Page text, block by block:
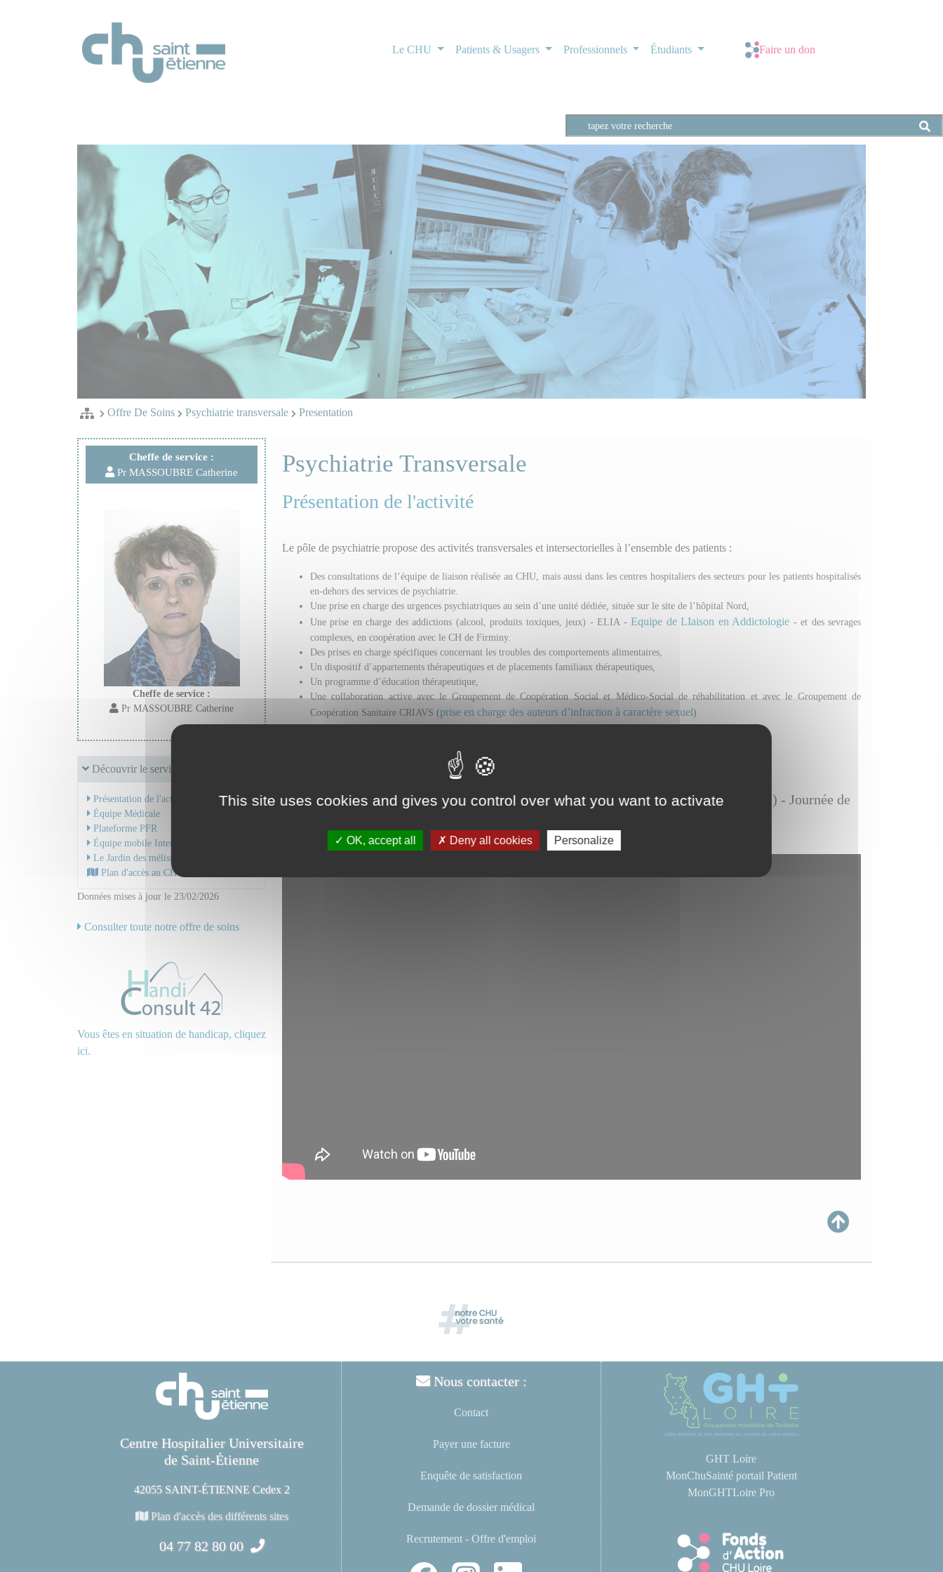
Le CHU Patients & Usagers Professionnels Étudiants Faire un don
Offre De Soins Psychiatrie transversale Presentation
Cheffe de service :
Pr MASSOUBRE Catherine
Cheffe de service :
Pr MASSOUBRE Catherine
Découvrir le service
Présentation de l'activité
Équipe Médicale
Plateforme PFR
Équipe mobile Interface
Le Jardin des mélisses
Plan d'accès au CHU
Données mises à jour le 23/02/2026
Consulter toute notre offre de soins
Vous êtes en situation de handicap, cliquez
ici.
Psychiatrie Transversale
Présentation de l'activité
Le pôle de psychiatrie propose des activités transversales et intersectorielles à l’ensemble des patients :
Des consultations de l’équipe de liaison réalisée au CHU, mais aussi dans les centres hospitaliers des secteurs pour les patients hospitalisés
en-dehors des services de psychiatrie.
Une prise en charge des urgences psychiatriques au sein d’une unité dédiée, située sur le site de l’hôpital Nord,
Une prise en charge des addictions (alcool, produits toxiques, jeux) - ELIA -Equipe de LIaison en Addictologie - et des sevrages
complexes, en coopération avec le CH de Firminy.
Des prises en charge spécifiques concernant les troubles des comportements alimentaires,
Un dispositif d’appartements thérapeutiques et de placements familiaux thérapeutiques,
Un programme d’éducation thérapeutique,
Une collaboration active avec le Groupement de Coopération Social et Médico-Social de réhabilitation et avec le Groupement de
Coopération Sanitaire CRIAVS (prise en charge des auteurs d’infraction à caractère sexuel)
L'Alphée, un espace Social et une Maison des Usagers du pôle de psychiatrie
Table ronde Santé mentale chez les jeunes (violences, addictions, anorexie, obésité, ...) - Journée de
Centre Hospitalier Universitaire
de Saint-Étienne
42055 SAINT-ÉTIENNE Cedex 2
Plan d'accès des différents sites
04 77 82 80 00
Nous contacter :
Contact
Payer une facture
Enquête de satisfaction
Demande de dossier médical
Recrutement - Offre d'emploi
GHT Loire
MonChuSainté portail Patient
MonGHTLoire Pro
This site uses cookies and gives you control over what you want to activate
OK, accept all Deny all cookies Personalize